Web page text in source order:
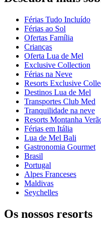
Férias Tudo Incluído
Férias ao Sol
Ofertas Família
Crianças
Oferta Lua de Mel
Exclusive Collection
Férias na Neve
Resorts Exclusive
Destinos Lua de Mel
Transportes Club Med
Tranquilidade na neve
Resorts Montanha
Férias em Itália
Lua de Mel Bali
Gastronomia Gourmet
Brasil
Portugal
Alpes Franceses
Maldivas
Seychelles
Os nossos resorts